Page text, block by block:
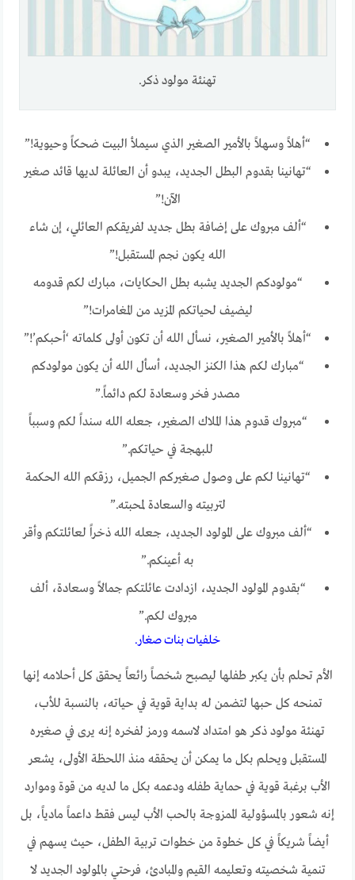
تهنئة مولود ذكر.
“أهلاً وسهلاً بالأمير الصغير الذي سيملأ البيت ضحكاً وحيوية!”
“تهانينا بقدوم البطل الجديد، يبدو أن العائلة لديها قائد صغير
الآن!”
“ألف مبروك على إضافة بطل جديد لفريقكم العائلي، إن شاء
الله يكون نجم المستقبل!”
“مولودكم الجديد يشبه بطل الحكايات، مبارك لكم قدومه
ليضيف لحياتكم المزيد من المغامرات!”
“أهلاً بالأمير الصغير، نسأل الله أن تكون أولى كلماته ‘أحبكم’!”
“مبارك لكم هذا الكنز الجديد، أسأل الله أن يكون مولودكم
مصدر فخر وسعادة لكم دائماً.”
“مبروك قدوم هذا الملاك الصغير، جعله الله سنداً لكم وسبباً
للبهجة في حياتكم.”
“تهانينا لكم على وصول صغيركم الجميل، رزقكم الله الحكمة
لتربيته والسعادة لمحبته.”
“ألف مبروك على المولود الجديد، جعله الله ذخراً لعائلتكم وأقر
به أعينكم.”
“بقدوم المولود الجديد، ازدادت عائلتكم جمالاً وسعادة، ألف
مبروك لكم.”
خلفيات بنات صغار.
الأم تحلم بأن يكبر طفلها ليصبح شخصاً رائعاً يحقق كل أحلامه إنها
تمنحه كل حبها لتضمن له بداية قوية في حياته، بالنسبة للأب،
تهنئة مولود ذكر هو امتداد لاسمه ورمز لفخره إنه يرى في صغيره
المستقبل ويحلم بكل ما يمكن أن يحققه منذ اللحظة الأولى، يشعر
الأب برغبة قوية في حماية طفله ودعمه بكل ما لديه من قوة وموارد
إنه شعور بالمسؤولية الممزوجة بالحب الأب ليس فقط داعماً مادياً، بل
أيضاً شريكاً في كل خطوة من خطوات تربية الطفل، حيث يسهم في
تنمية شخصيته وتعليمه القيم والمبادئ، فرحتي بالمولود الجديد لا